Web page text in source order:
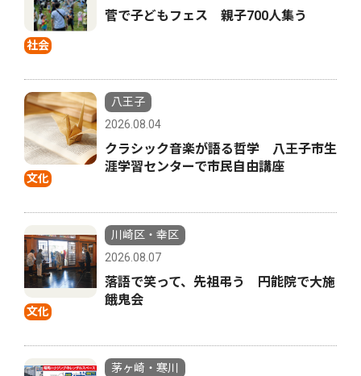
社会
菅で子どもフェス 親子700人集う
文化
八王子
2026.08.04
クラシック音楽が語る哲学 八王子市生
涯学習センターで市民自由講座
文化
川崎区・幸区
2026.08.07
落語で笑って、先祖弔う 円能院で大施
餓鬼会
茅ヶ崎・寒川